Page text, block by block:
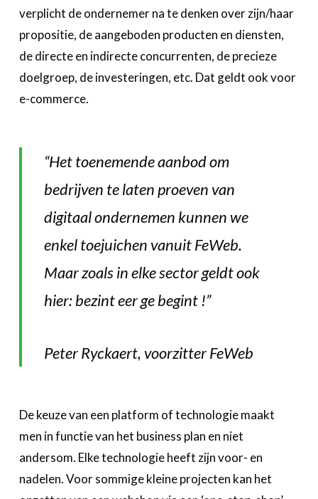
verplicht de ondernemer na te denken over zijn/haar
propositie, de aangeboden producten en diensten,
de directe en indirecte concurrenten, de precieze
doelgroep, de investeringen, etc. Dat geldt ook voor
e-commerce.
“Het toenemende aanbod om
bedrijven te laten proeven van
digitaal ondernemen kunnen we
enkel toejuichen vanuit FeWeb.
Maar zoals in elke sector geldt ook
hier: bezint eer ge begint !”
Peter Ryckaert, voorzitter FeWeb
De keuze van een platform of technologie maakt
men in functie van het business plan en niet
andersom. Elke technologie heeft zijn voor- en
nadelen. Voor sommige kleine projecten kan het